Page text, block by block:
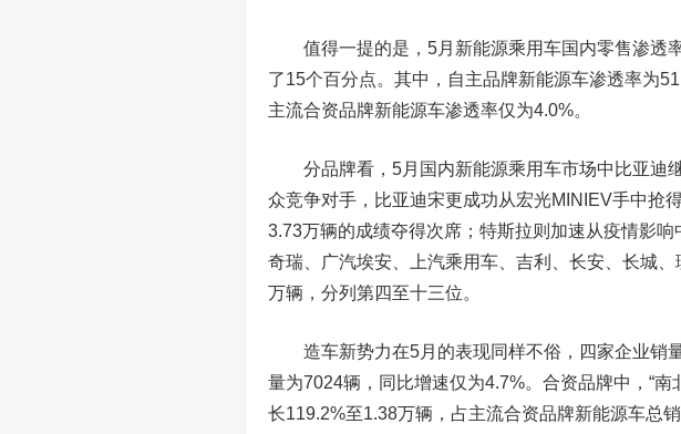
值得一提的是，5月新能源乘用车国内零售渗透
了15个百分点。其中，自主品牌新能源车渗透率为
主流合资品牌新能源车渗透率仅为4.0%。
分品牌看，5月国内新能源乘用车市场中比亚迪
众竞争对手，比亚迪宋更成功从宏光MINIEV手中抢
3.73万辆的成绩夺得次席； 特斯拉则加速从疫情影响
奇瑞、
广汽埃安、上汽乘用车、 吉利 、长安、长城、
万辆，分列第四至十三位。
造车新势力在5月的表现同样不俗，四家企业销
量为7024辆，同比增速仅为4.7%。合资品牌中，“
长119.2%至1.38万辆，占主流合资品牌新能源车总